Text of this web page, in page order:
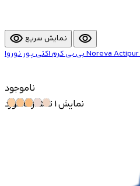
visibility نمایش سریع visibility
ناموجود
نمایش 1 تا 5 از 5 مورد